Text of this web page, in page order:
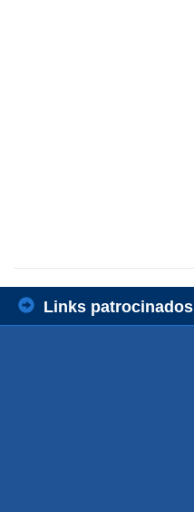
Links patrocinados